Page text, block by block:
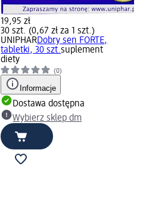
19,95 zł
30 szt. (0,67 zł za 1 szt.)
UNIPHARDobry sen FORTE,
tabletki, 30 szt.suplement
diety
(0)
Informacje
Dostawa dostępna
Wybierz sklep dm